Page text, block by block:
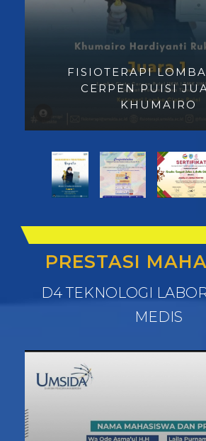
FISIOTERAPI
CERPEN PUISI
KHUMAIRO
PRESTASI
D4 TEKNOLOGI
MEDIS